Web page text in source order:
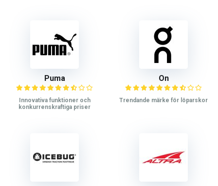
Puma
Innovativa funktioner och
konkurrenskraftiga priser
On
Trendande märke för löparskor